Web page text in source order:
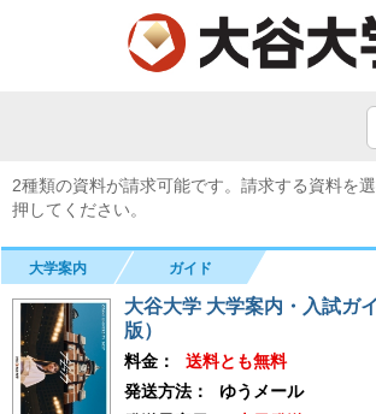
2種類の資料が請求可能です。請求する資料を
押してください。
大学案内 ガイド
大谷大学 大学案内・入試ガ
版）
料金：
送料とも無料
発送方法：
ゆうメール